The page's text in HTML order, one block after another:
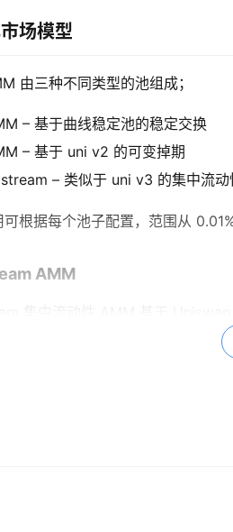
场模型
由三种不同类型的池组成；
– 基于曲线稳定池的稳定交换
– 基于 uni v2 的可变掉期
– 类似于 uni v3 的集中流动
根据每个池子配置，范围从
AMM
（有些甚至更大）的刻度间隔来
持活跃，即使在交易量低迷或波动